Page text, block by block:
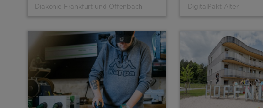
Diakonie Frankfurt und Offenbach DigitalPakt Alter